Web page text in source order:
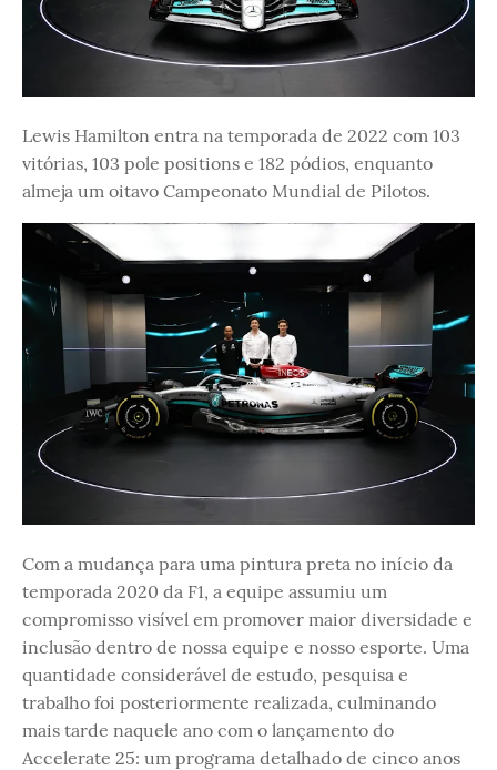
Lewis Hamilton entra na temporada de 2022 com 103
vitórias, 103 pole positions e 182 pódios, enquanto
almeja um oitavo Campeonato Mundial de Pilotos.
Com a mudança para uma pintura preta no início da
temporada 2020 da F1, a equipe assumiu um
compromisso visível em promover maior diversidade e
inclusão dentro de nossa equipe e nosso esporte. Uma
quantidade considerável de estudo, pesquisa e
trabalho foi posteriormente realizada, culminando
mais tarde naquele ano com o lançamento do
Accelerate 25: um programa detalhado de cinco anos